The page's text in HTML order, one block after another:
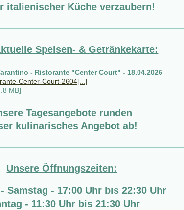
italienischer Küche verzaubern!
Speisen- & Getränkekarte:
- Ristorante "Center Court" - 18.04.2026
Center-Court-2604[...]
MB]
Tagesangebote runden
kulinarisches Angebot ab!
Unsere Öffnungszeiten:
Samstag - 17:00 Uhr bis 22:30 Uhr
- 11:30 Uhr bis 21:30 Uhr